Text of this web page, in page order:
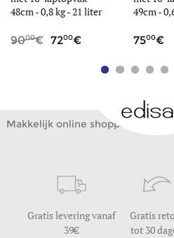
48cm -0,8 kg- 21 liter
9000 7200
49cm -
7500
Makkelijk online shoppen
Gratis levering vanaf
39
Gratis
tot 30